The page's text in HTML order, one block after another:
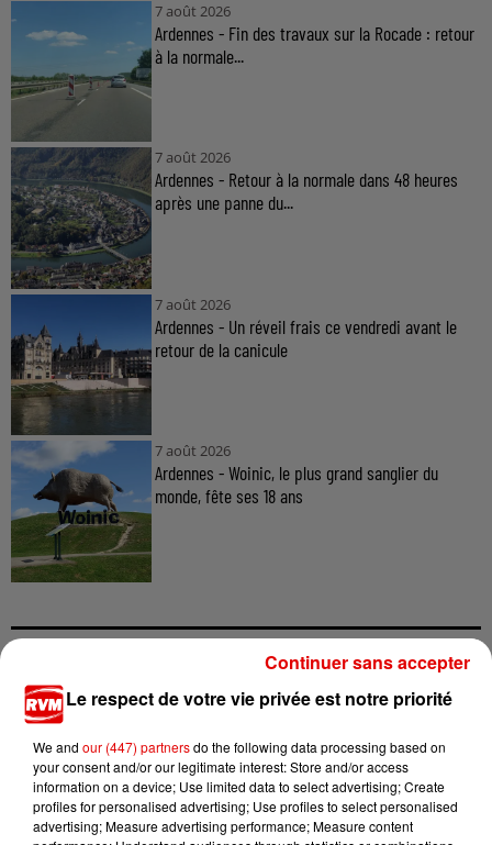
7 août 2026
Ardennes - Fin des travaux sur la Rocade : retour
à la normale...
7 août 2026
Ardennes - Retour à la normale dans 48 heures
après une panne du...
7 août 2026
Ardennes - Un réveil frais ce vendredi avant le
retour de la canicule
7 août 2026
Ardennes - Woinic, le plus grand sanglier du
monde, fête ses 18 ans
TITRES DIFFUSÉS
13h36
13h36 13h33
13h33 13h30
13h30
Le respect de votre vie privée est notre priorité
We and our (447) partnersdo the following data processing based on
your consent and/or our legitimate interest: Store and/or access
information on a device; Use limited data to select advertising; Create
profiles for personalised advertising; Use profiles to select personalised
advertising; Measure advertising performance; Measure content
Continuer sans accepter